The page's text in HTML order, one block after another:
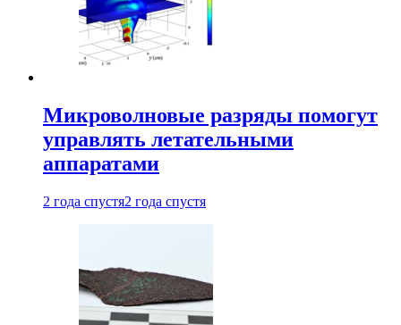
Микроволновые разряды помогут
управлять летательными
аппаратами
2 года спустя2 года спустя